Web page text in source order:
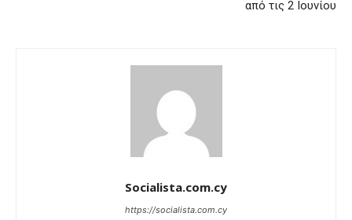
από τις 2 Ιουνίου
Socialista.com.cy
https://socialista.com.cy